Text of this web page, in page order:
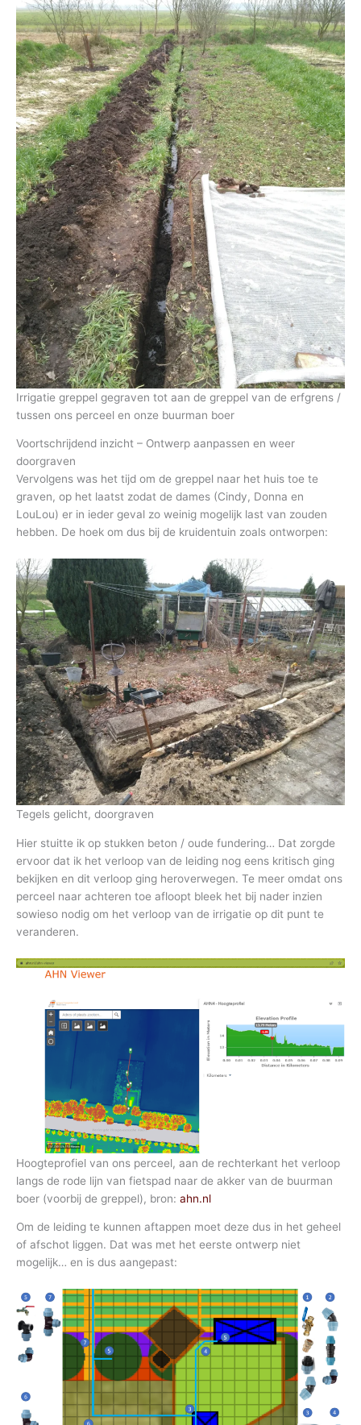
Irrigatie greppel gegraven tot aan de greppel van de erfgrens /
tussen ons perceel en onze buurman boer
Voortschrijdend inzicht – Ontwerp aanpassen en weer
doorgraven
Vervolgens was het tijd om de greppel naar het huis toe te
graven, op het laatst zodat de dames (Cindy, Donna en
LouLou) er in ieder geval zo weinig mogelijk last van zouden
hebben. De hoek om dus bij de kruidentuin zoals ontworpen:
Tegels gelicht, doorgraven
Hier stuitte ik op stukken beton / oude fundering… Dat zorgde
ervoor dat ik het verloop van de leiding nog eens kritisch ging
bekijken en dit verloop ging heroverwegen. Te meer omdat ons
perceel naar achteren toe afloopt bleek het bij nader inzien
sowieso nodig om het verloop van de irrigatie op dit punt te
veranderen.
Hoogteprofiel van ons perceel, aan de rechterkant het verloop
langs de rode lijn van fietspad naar de akker van de buurman
boer (voorbij de greppel), bron: ahn.nl
Om de leiding te kunnen aftappen moet deze dus in het geheel
of afschot liggen. Dat was met het eerste ontwerp niet
mogelijk… en is dus aangepast: